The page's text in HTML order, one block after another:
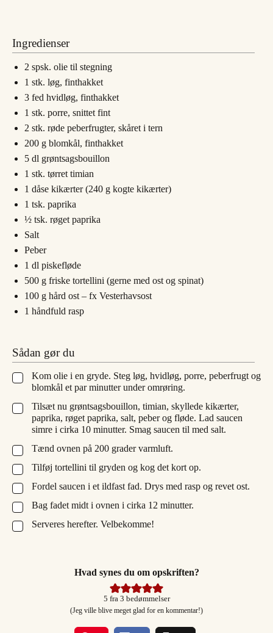
Ingredienser
2 spsk. olie til stegning
1 stk. løg, finthakket
3 fed hvidløg, finthakket
1 stk. porre, snittet fint
2 stk. røde peberfrugter, skåret i tern
200 g blomkål, finthakket
5 dl grøntsagsbouillon
1 stk. tørret timian
1 dåse kikærter (240 g kogte kikærter)
1 tsk. paprika
½ tsk. røget paprika
Salt
Peber
1 dl piskefløde
500 g friske tortellini (gerne med ost og spinat)
100 g hård ost – fx Vesterhavsost
1 håndfuld rasp
Sådan gør du
▢
Kom olie i en gryde. Steg løg, hvidløg, porre, peberfrugt og
blomkål et par minutter under omrøring.
▢
Tilsæt nu grøntsagsbouillon, timian, skyllede kikærter,
paprika, røget paprika, salt, peber og fløde. Lad saucen
simre i cirka 10 minutter. Smag saucen til med salt.
▢
Tænd ovnen på 200 grader varmluft.
▢
Tilføj tortellini til gryden og kog det kort op.
▢
Fordel saucen i et ildfast fad. Drys med rasp og revet ost.
▢
Bag fadet midt i ovnen i cirka 12 minutter.
▢
Serveres herefter. Velbekomme!
Hvad synes du om opskriften?
5 fra 3 bedømmelser
(Jeg ville blive meget glad for en kommentar!)